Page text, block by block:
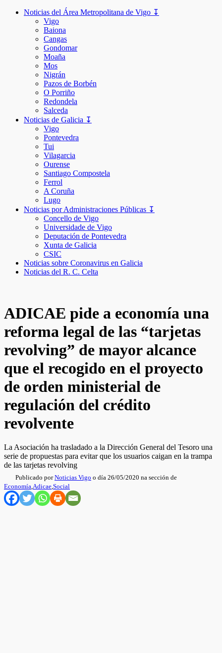
Noticias del Área Metropolitana de Vigo ↧
Vigo
Baiona
Cangas
Gondomar
Moaña
Mos
Nigrán
Pazos de Borbén
O Porriño
Redondela
Salceda
Noticias de Galicia ↧
Vigo
Pontevedra
Tui
Vilagarcia
Ourense
Santiago Compostela
Ferrol
A Coruña
Lugo
Noticias por Administraciones Públicas ↧
Concello de Vigo
Universidade de Vigo
Deputación de Pontevedra
Xunta de Galicia
CSIC
Noticias sobre Coronavirus en Galicia
Noticias del R. C. Celta
ADICAE pide a economía una
reforma legal de las “tarjetas
revolving” de mayor alcance
que el recogido en el proyecto
de orden ministerial de
regulación del crédito
revolvente
La Asociación ha trasladado a la Dirección General del Tesoro una
serie de propuestas para evitar que los usuarios caigan en la trampa
de las tarjetas revolving
Publicado porNoticias Vigo o día 26/05/2020 na sección de
Economía,Adicae,Social